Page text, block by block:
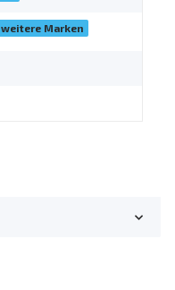
weitere Marken